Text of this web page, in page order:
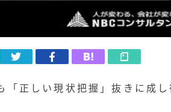
「正しい現状把握」抜きに成し